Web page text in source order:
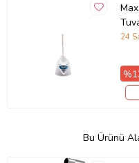
1
24
Bu Ürünü